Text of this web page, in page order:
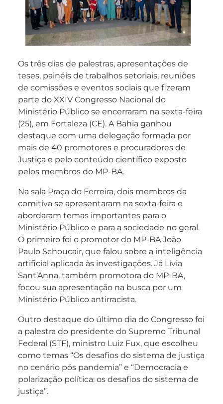
Os três dias de palestras, apresentações de
teses, painéis de trabalhos setoriais, reuniões
de comissões e eventos sociais que fizeram
parte do XXIV Congresso Nacional do
Ministério Público se encerraram na sexta-feira
(25), em Fortaleza (CE). A Bahia ganhou
destaque com uma delegação formada por
mais de 40 promotores e procuradores de
Justiça e pelo conteúdo científico exposto
pelos membros do MP-BA.
Na sala Praça do Ferreira, dois membros da
comitiva se apresentaram na sexta-feira e
abordaram temas importantes para o
Ministério Público e para a sociedade no geral.
O primeiro foi o promotor do MP-BA João
Paulo Schoucair, que falou sobre a inteligência
artificial aplicada às investigações. Já Lívia
Sant’Anna, também promotora do MP-BA,
focou sua apresentação na busca por um
Ministério Público antirracista.
Outro destaque do último dia do Congresso foi
a palestra do presidente do Supremo Tribunal
Federal (STF), ministro Luiz Fux, que escolheu
como temas “Os desafios do sistema de justiça
no cenário pós pandemia” e “Democracia e
polarização política: os desafios do sistema de
justiça”.